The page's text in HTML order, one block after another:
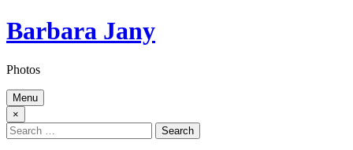
Skip
to
Barbara Jany
Photos
Menu
×
Search
for: